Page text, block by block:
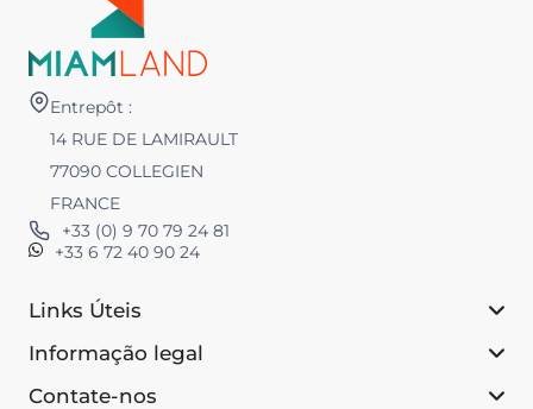
Entrepôt :
14 RUE DE LAMIRAULT
77090 COLLEGIEN
FRANCE
+33 (0) 9 70 79 24 81
+33 6 72 40 90 24
Links Úteis
Informação legal
Contate-nos